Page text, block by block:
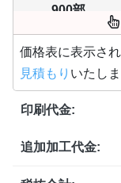
900部
1,000部
1,500部
2,000部
2,500部
価格表に表示さ
見積もり いたしま
印刷代金:
追加加工代金: